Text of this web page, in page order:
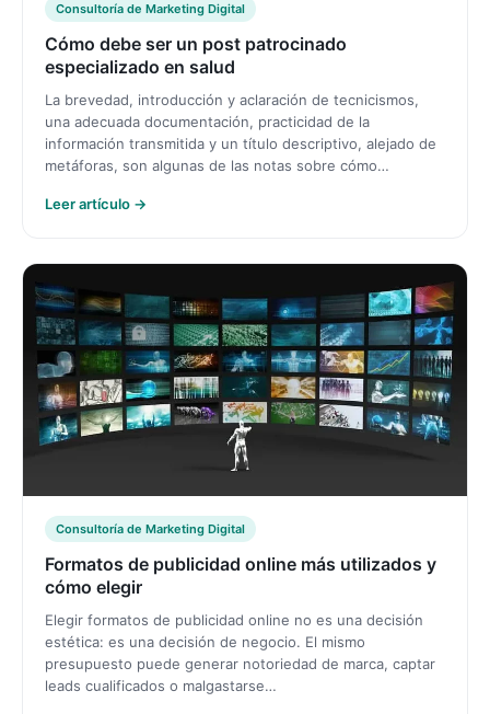
Consultoría de Marketing Digital
Cómo debe ser un post patrocinado
especializado en salud
La brevedad, introducción y aclaración de tecnicismos,
una adecuada documentación, practicidad de la
información transmitida y un título descriptivo, alejado de
metáforas, son algunas de las notas sobre cómo…
Leer artículo →
Consultoría de Marketing Digital
Formatos de publicidad online más utilizados y
cómo elegir
Elegir formatos de publicidad online no es una decisión
estética: es una decisión de negocio. El mismo
presupuesto puede generar notoriedad de marca, captar
leads cualificados o malgastarse…